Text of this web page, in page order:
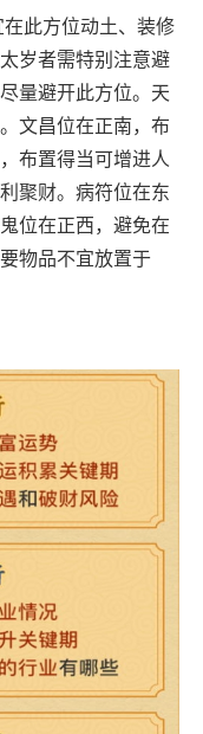
此方位动土、装修
岁者需特别注意避
量避开此方位。天
文昌位在正南，布
布置得当可增进人
聚财。病符位在东
位在正西，避免在
物品不宜放置于